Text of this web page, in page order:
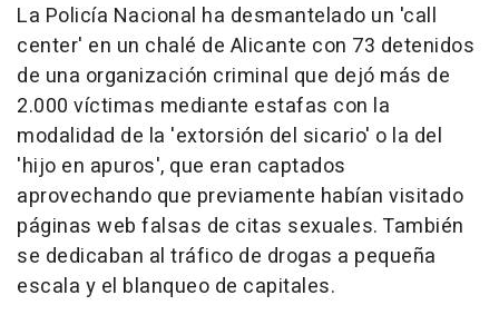
La Policía Nacional ha desmantelado un 'call
center' en un chalé de Alicante con 73 detenidos
de una organización criminal que dejó más de
2.000 víctimas mediante estafas con la
modalidad de la 'extorsión del sicario' o la del
'hijo en apuros', que eran captados
aprovechando que previamente habían visitado
páginas web falsas de citas sexuales. También
se dedicaban al tráfico de drogas a pequeña
escala y el blanqueo de capitales.